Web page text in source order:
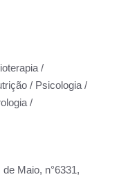
/
/ Psicologia /
/
Maio, n°6331,